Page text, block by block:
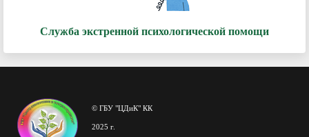
Служба экстренной психологической помощи
© ГБУ "ЦДиК" КК
2025 г.